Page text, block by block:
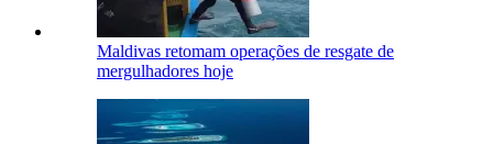
Maldivas retomam operações de resgate de
mergulhadores hoje